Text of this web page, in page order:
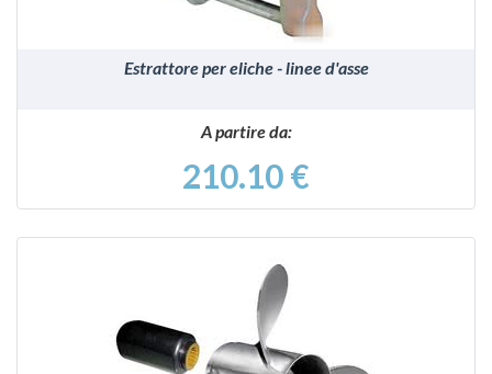
Estrattore per eliche - linee d'asse
A partire da:
210.10 €